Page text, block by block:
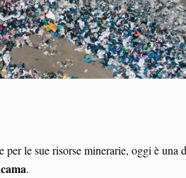
le sue risorse minerarie, oggi è una
.